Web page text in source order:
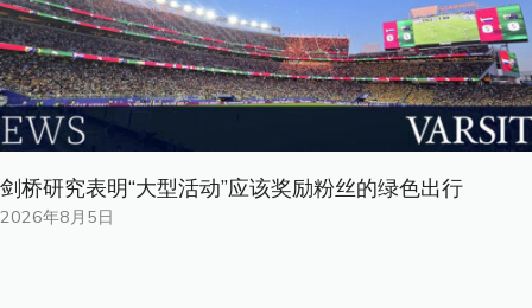
剑桥研究表明“大型活动”应该奖励粉丝的绿色出行
2026年8月5日